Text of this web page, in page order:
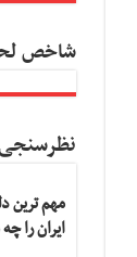
شاخص
نظرسنجی
مهم ترین
ایران را